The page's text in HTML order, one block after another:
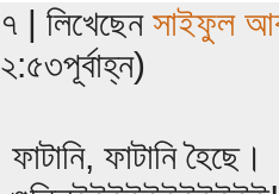
৭ | লিখেছেন সাইফুল
২:৫৩পূর্বাহ্ন)
ফাটানি, ফাটানি হৈছে।